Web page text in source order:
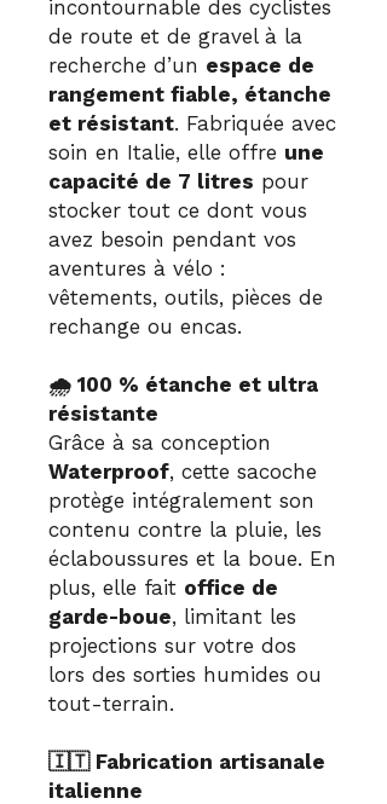
incontournable des cyclistes
de route et de gravel à la
recherche d’un espace de
rangement fiable, étanche
et résistant. Fabriquée avec
soin en Italie, elle offre une
capacité de 7 litres pour
stocker tout ce dont vous
avez besoin pendant vos
aventures à vélo :
vêtements, outils, pièces de
rechange ou encas.
🌧️ 100 % étanche et ultra
résistante
Grâce à sa conception
Waterproof, cette sacoche
protège intégralement son
contenu contre la pluie, les
éclaboussures et la boue. En
plus, elle fait office de
garde-boue, limitant les
projections sur votre dos
lors des sorties humides ou
tout-terrain.
🇮🇹 Fabrication artisanale
italienne